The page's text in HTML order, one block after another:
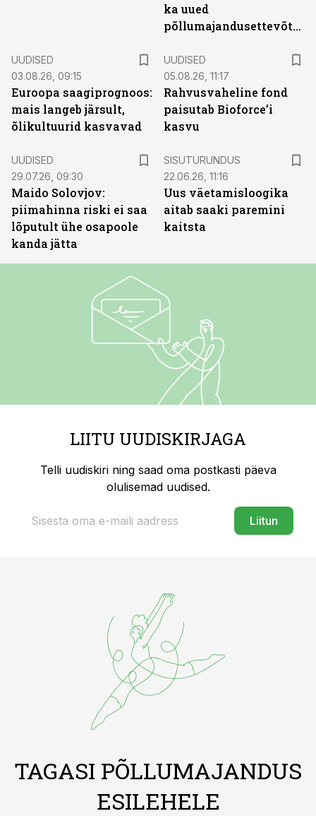
ka uued
põllumajandusettevõtted
UUDISED
03.08.26, 09:15
Euroopa saagiprognoos:
mais langeb järsult,
õlikultuurid kasvavad
UUDISED
05.08.26, 11:17
Rahvusvaheline fond
paisutab Bioforce’i
kasvu
UUDISED
29.07.26, 09:30
Maido Solovjov:
piimahinna riski ei saa
lõputult ühe osapoole
kanda jätta
SISUTURUNDUS
22.06.26, 11:16
Uus väetamisloogika
aitab saaki paremini
kaitsta
LIITU UUDISKIRJAGA
Telli uudiskiri ning saad oma postkasti päeva
olulisemad uudised.
Liitun
TAGASI PÕLLUMAJANDUS
ESILEHELE